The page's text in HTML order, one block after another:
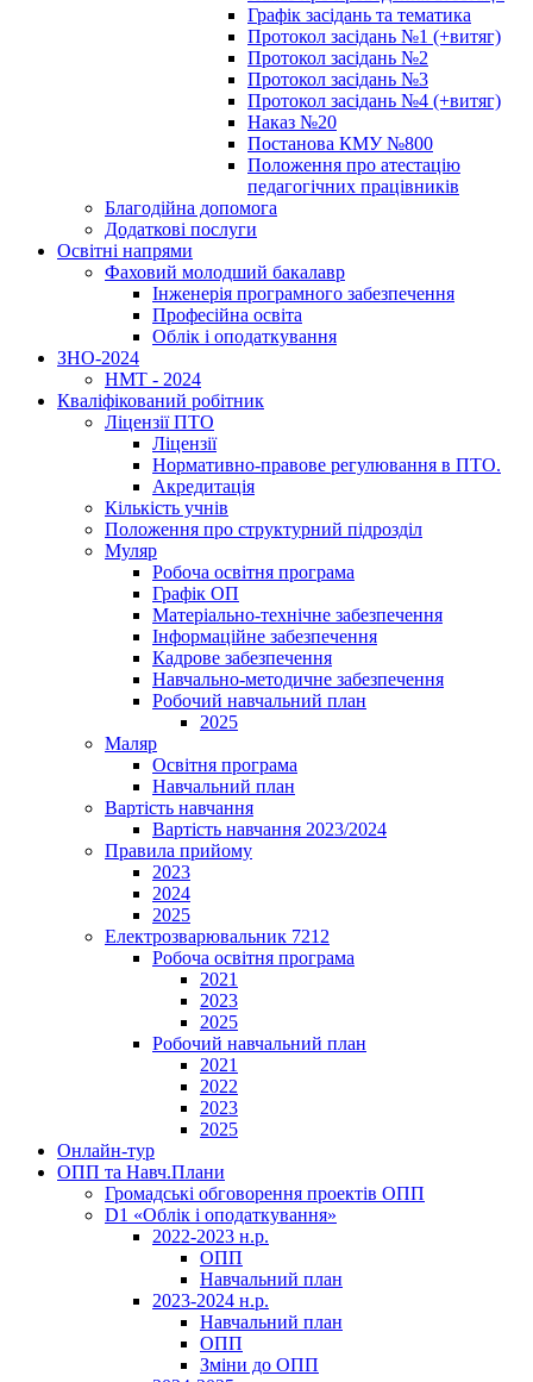
Графік засідань та тематика
Протокол засідань №1 (+витяг)
Протокол засідань №2
Протокол засідань №3
Протокол засідань №4 (+витяг)
Наказ №20
Постанова КМУ №800
Положення про атестацію
педагогічних працівників
Благодійна допомога
Додаткові послуги
Освітні напрями
Фаховий молодший бакалавр
Інженерія програмного забезпечення
Професійна освіта
Облік і оподаткування
ЗНО-2024
НМТ - 2024
Кваліфікований робітник
Ліцензії ПТО
Ліцензії
Нормативно-правове регулювання в ПТО.
Акредитація
Кількість учнів
Положення про структурний підрозділ
Муляр
Робоча освітня програма
Графік ОП
Матеріально-технічне забезпечення
Інформаційне забезпечення
Кадрове забезпечення
Навчально-методичне забезпечення
Робочий навчальний план
2025
Маляр
Освітня програма
Навчальний план
Вартість навчання
Вартість навчання 2023/2024
Правила прийому
2023
2024
2025
Електрозварювальник 7212
Робоча освітня програма
2021
2023
2025
Робочий навчальний план
2021
2022
2023
2025
Онлайн-тур
ОПП та Навч.Плани
Громадські обговорення проектів ОПП
D1 «Облік і оподаткування»
2022-2023 н.р.
ОПП
Навчальний план
2023-2024 н.р.
Навчальний план
ОПП
Зміни до ОПП